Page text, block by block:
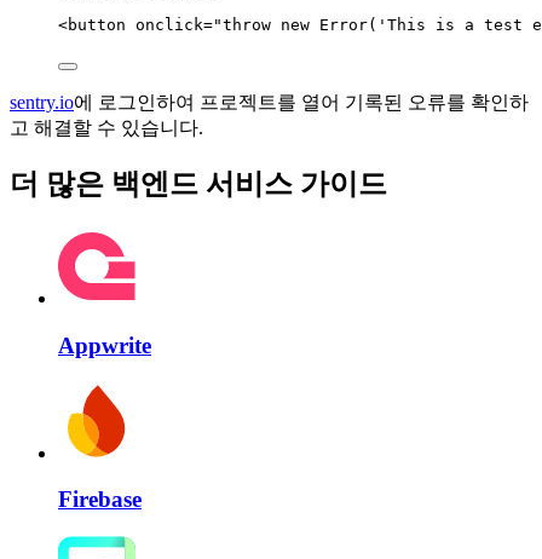
<button onclick="throw new Error( ' This is a test
sentry.io에 로그인하여 프로젝트를 열어 기록된 오류를 확인하
고 해결할 수 있습니다.
더 많은 백엔드 서비스 가이드
Appwrite
Firebase